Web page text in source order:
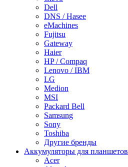
Dell
DNS / Hasee
eMachines
Fujitsu
Gateway
Haier
HP / Compaq
Lenovo / IBM
LG
Medion
MSI
Packard Bell
Samsung
Sony
Toshiba
Другие бренды
Аккумуляторы для планшетов
Acer